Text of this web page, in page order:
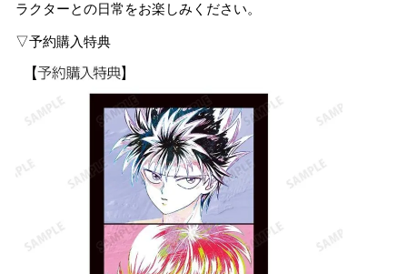
ラクターとの日常をお楽しみください。
▽予約購入特典